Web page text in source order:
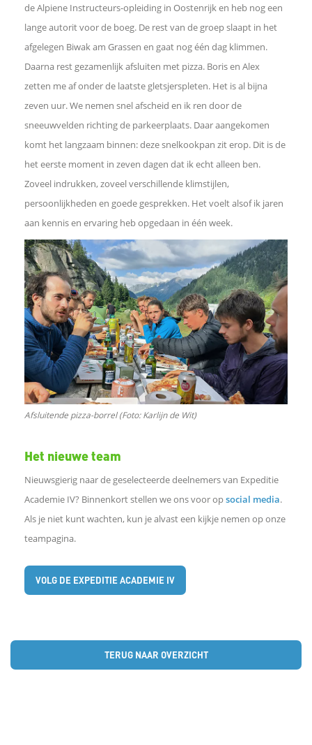
de Alpiene Instructeurs-opleiding in Oostenrijk en heb nog een
lange autorit voor de boeg. De rest van de groep slaapt in het
afgelegen Biwak am Grassen en gaat nog één dag klimmen.
Daarna rest gezamenlijk afsluiten met pizza. Boris en Alex
zetten me af onder de laatste gletsjerspleten. Het is al bijna
zeven uur. We nemen snel afscheid en ik ren door de
sneeuwvelden richting de parkeerplaats. Daar aangekomen
komt het langzaam binnen: deze snelkookpan zit erop. Dit is de
het eerste moment in zeven dagen dat ik echt alleen ben.
Zoveel indrukken, zoveel verschillende klimstijlen,
persoonlijkheden en goede gesprekken. Het voelt alsof ik jaren
aan kennis en ervaring heb opgedaan in één week.
Afsluitende pizza-borrel (Foto: Karlijn de Wit)
Het nieuwe team
Nieuwsgierig naar de geselecteerde deelnemers van Expeditie
Academie IV? Binnenkort stellen we ons voor opsocial media.
Als je niet kunt wachten, kun je alvast een kijkje nemen op onze
teampagina.
VOLG DE EXPEDITIE ACADEMIE IV
TERUG NAAR OVERZICHT